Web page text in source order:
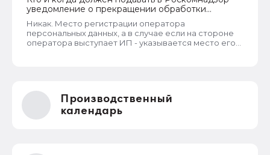
уведомление о прекращении обработки
персональных данных
Никак. Место регистрации оператора
персональных данных, а в случае если на стороне
оператора выступает ИП - указывается место его
сведениями. Делается это для того, чтобы у
субъектов ПД имелась возможность в случае
нарушения их прав обратиться непосредственно к
оператору для устранения нарушений.
Производственный
календарь